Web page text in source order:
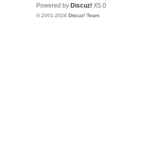
Powered by Discuz! X5.0
© 2001-2026 Discuz! Team